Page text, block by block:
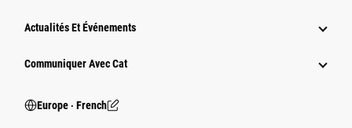
Actualités Et Événements
Communiquer Avec Cat
Europe ‧ French